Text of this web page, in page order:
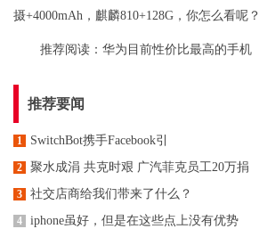
摄+4000mAh，麒麟810+128G，你怎么看呢？
推荐阅读： 华为目前性价比最高的手机
推荐要闻
1 SwitchBot携手Facebook引
2 聚水成涓 共克时艰 广汽菲克员工20万捐
3 社交店商给我们带来了什么？
4 iphone虽好，但是在这些点上没有优势